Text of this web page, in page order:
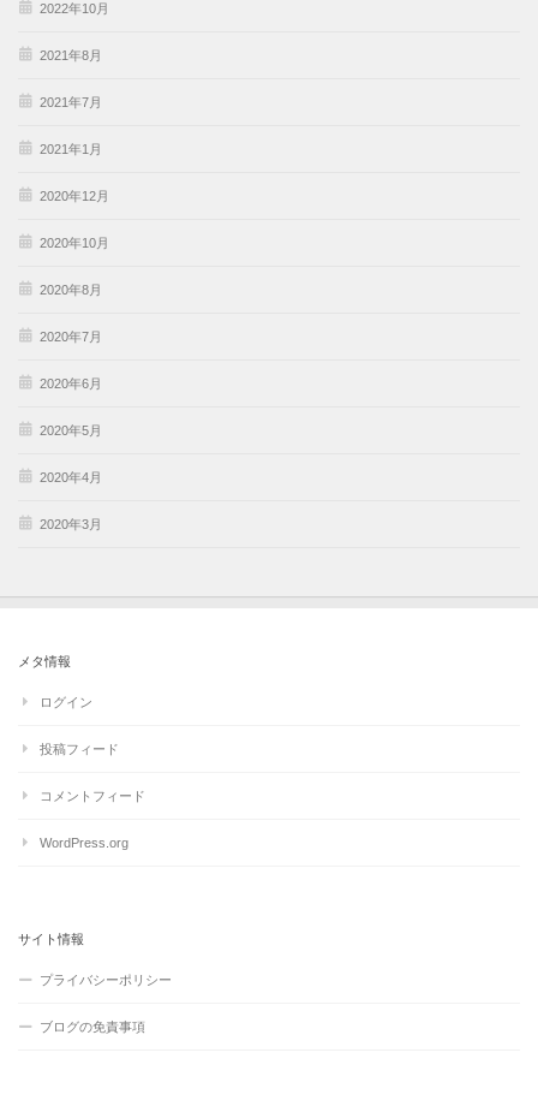
2022年10月
2021年8月
2021年7月
2021年1月
2020年12月
2020年10月
2020年8月
2020年7月
2020年6月
2020年5月
2020年4月
2020年3月
メタ情報
ログイン
投稿フィード
コメントフィード
WordPress.org
サイト情報
プライバシーポリシー
ブログの免責事項